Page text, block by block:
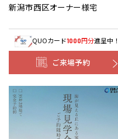
新潟市西区オーナー様宅
QUOカード1000円分進呈中！
ご来場予約